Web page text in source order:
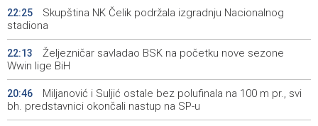
22:25
Skupština NK Čelik podržala izgradnju Nacionalnog
stadiona
22:13
Željezničar savladao BSK na početku nove sezone
Wwin lige BiH
20:46
Miljanović i Suljić ostale bez polufinala na 100 m pr., svi
bh. predstavnici okončali nastup na SP-u